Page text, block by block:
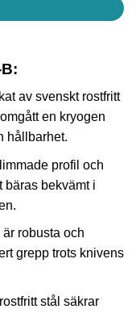
av svenskt rostfritt
en kryogen
hållbarhet.
profil och
bäras bekvämt i
robusta och
grepp trots knivens
stål säkrar